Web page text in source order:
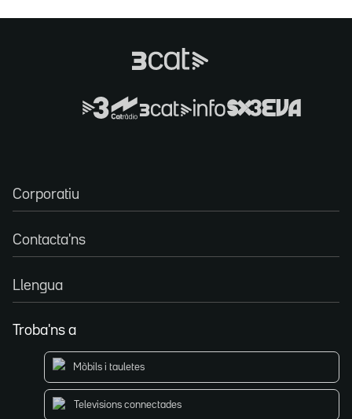
Corporatiu
Contacta'ns
Llengua
Troba'ns a
Mòbils i tauletes
Televisions connectades